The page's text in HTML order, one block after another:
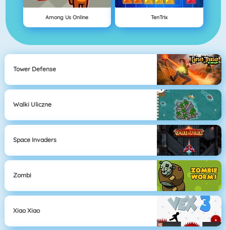
Among Us Online TenTrix
Tower Defense
Walki Uliczne
Space Invaders
Zombi
Xiao Xiao